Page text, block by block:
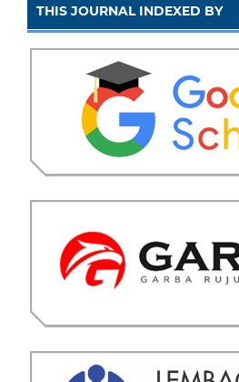
THIS JOURNAL INDEXED BY